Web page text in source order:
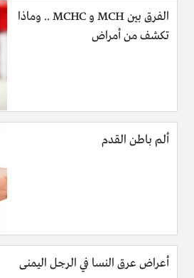
الفرق بين MCH و MCHC .. وماذا
تكشف من أمراض
ألم باطن القدم
أعراض عرق النسا في الرجل اليمنى